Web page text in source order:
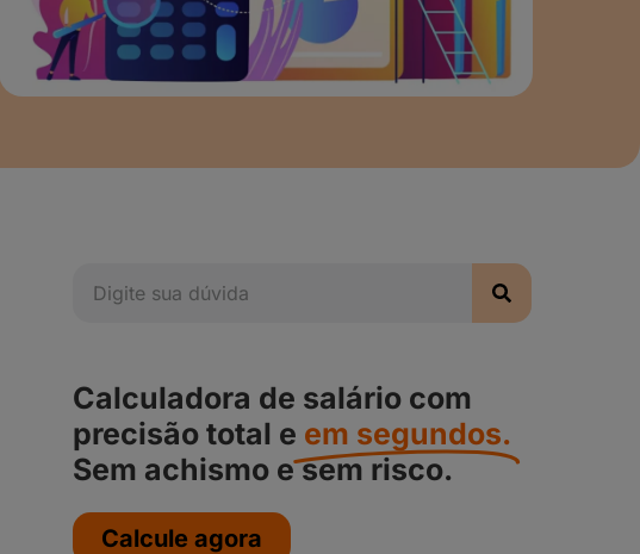
Calculadora de salário com
precisão total e em segundos.
Sem achismo e sem risco.
Calcule agora